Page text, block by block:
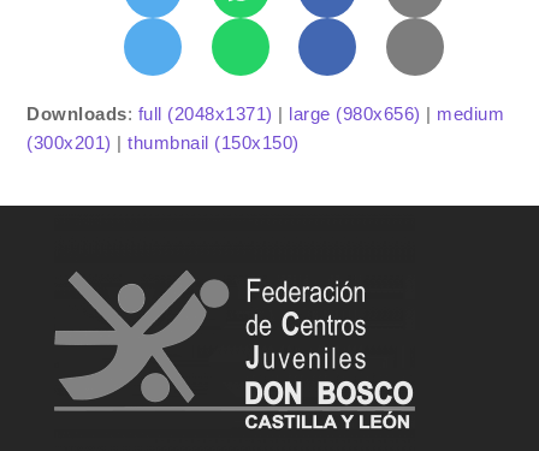
Downloads: full (2048x1371) | large (980x656) | medium
(300x201) |thumbnail (150x150)